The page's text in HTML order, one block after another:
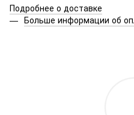
Подробнее о доставке
Больше информации об